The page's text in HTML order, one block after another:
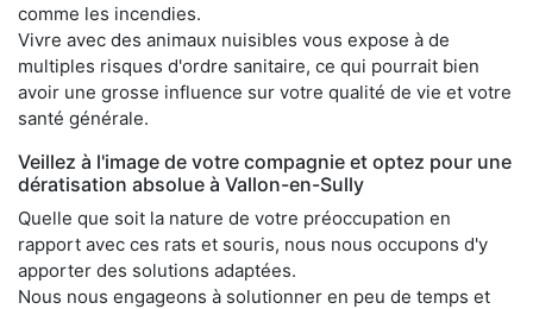
comme les incendies.
Vivre avec des animaux nuisibles vous expose à de
multiples risques d'ordre sanitaire, ce qui pourrait bien
avoir une grosse influence sur votre qualité de vie et votre
santé générale.
Veillez à l'image de votre compagnie et optez pour une
dératisation absolue à Vallon-en-Sully
Quelle que soit la nature de votre préoccupation en
rapport avec ces rats et souris, nous nous occupons d'y
apporter des solutions adaptées.
Nous nous engageons à solutionner en peu de temps et